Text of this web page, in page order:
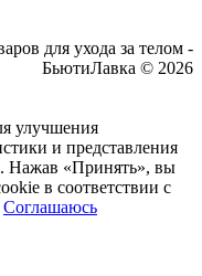
для ухода за телом -
БьютиЛавка © 2026
улучшения
и представления
Нажав «Принять», вы
в соответствии с
Соглашаюсь